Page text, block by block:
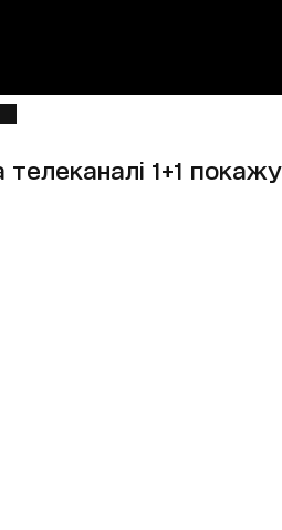
телеканалі 1+1